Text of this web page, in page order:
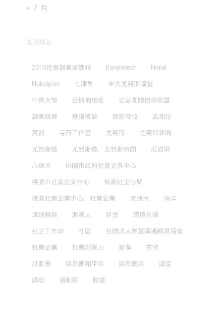
« 7 月
常用標籤
2018社會創業家課程 Bangladesh Nepal
Nobelprize 七原則 中大尤努斯講堂
中央大學 亞斯伯格症 公益團體自律聯盟
創業競賽 基礎概論 塑膠微粒 孟加拉
實習 寺日工作室 尤努斯 尤努斯新聞
尤努斯獎 尤努斯獎，尤努斯新聞 尼泊爾
心輔犬 桃園市政府社會企業中心
桃園市社會企業中心 桃園社企小聚
桃園社會企業中心，社會企業 流浪犬 海洋
溝通輔具 漸凍人 獎金 環境永續
社企工作坊 社區 社團法人麒望溝通輔具協會
社會企業 社會影響力 腦傷 衣物
計劃書 諾貝爾和平獎 諾貝爾獎 講堂
講座 過動症 麒望